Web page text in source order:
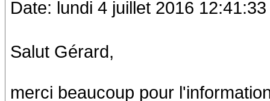
Date: lundi 4 juillet 2016 12:41:33
Salut Gérard,
merci beaucoup pour